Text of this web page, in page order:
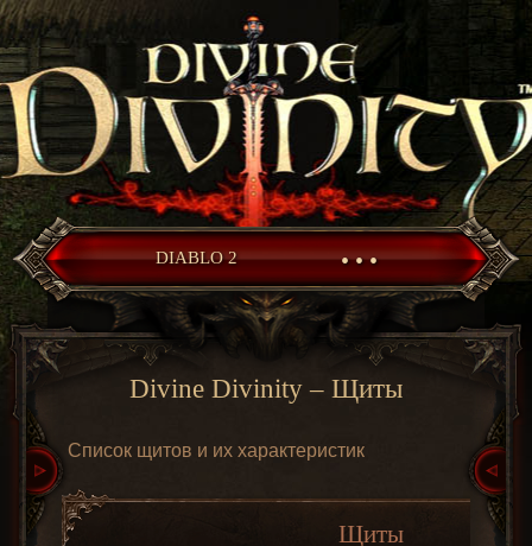
DIABLO 2 • • •
Divine Divinity – Щиты
Список щитов и их характеристик
Щиты